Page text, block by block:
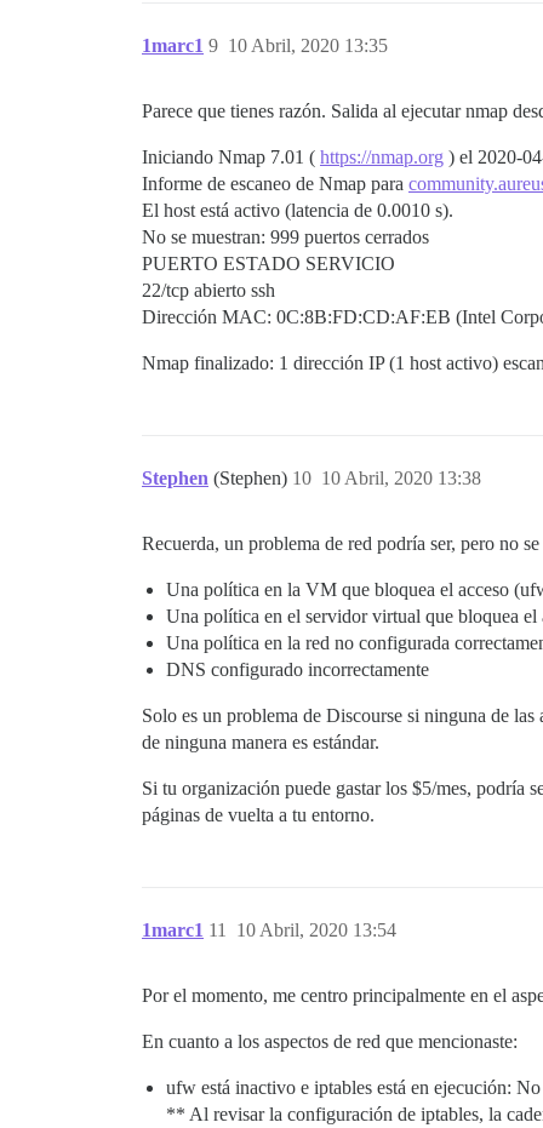
1marc1 10 Abril, 2020 13:35
9
Parece que tienes razón. Salida al ejecutar nmap
Iniciando Nmap 7.01 ( https://nmap.org ) el 2020-
Informe de escaneo de Nmap para
El host está activo (latencia de 0.0010 s).
No se muestran: 999 puertos cerrados
PUERTO ESTADO SERVICIO
22/tcp abierto ssh
Dirección MAC: 0C:8B:FD:CD:AF:EB (Intel
Nmap finalizado: 1 dirección IP (1 host activo)
Stephen (Stephen) 10 Abril, 2020 13:38
10
Recuerda, un problema de red podría ser, pero no
Una política en la VM que bloquea el acceso
Una política en el servidor virtual que bloquea
Una política en la red no configurada
DNS configurado incorrectamente
Solo es un problema de Discourse si ninguna de
de ninguna manera es estándar.
Si tu organización puede gastar los $5/mes, podría
páginas de vuelta a tu entorno.
1marc1 10 Abril, 2020 13:54
11
Por el momento, me centro principalmente en el
En cuanto a los aspectos de red que mencionaste:
ufw está inactivo e iptables está en ejecución:
** Al revisar la configuración de iptables, la